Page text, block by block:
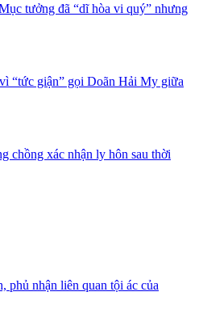
tưởng đã “dĩ hòa vi quý” nhưng
“tức giận” gọi Doãn Hải My giữa
chồng xác nhận ly hôn sau thời
phủ nhận liên quan tội ác của